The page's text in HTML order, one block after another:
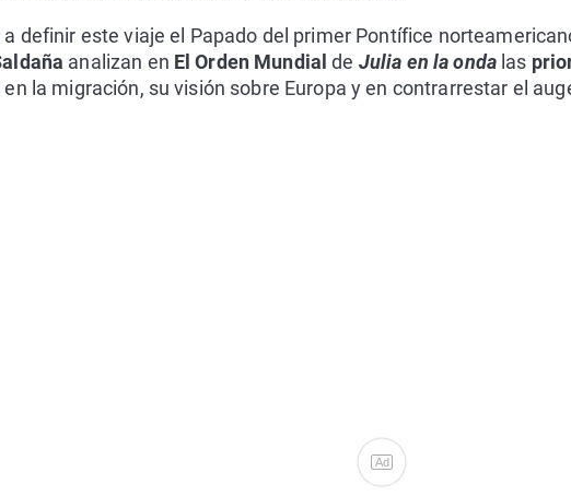
a definir este viaje el Papado del primer Pontífice
analizan en El Orden Mundial de Julia en la onda las
la migración, su visión sobre Europa y en contrarrestar el
Ad